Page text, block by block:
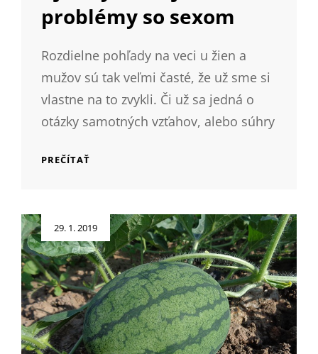
problémy so sexom
Rozdielne pohľady na veci u žien a
mužov sú tak veľmi časté, že už sme si
vlastne na to zvykli. Či už sa jedná o
otázky samotných vzťahov, alebo súhry
PREČÍTAŤ
SEXOM
Posted
on
29. 1. 2019